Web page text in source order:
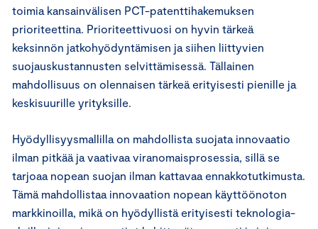
toimia kansainvälisen PCT-patenttihakemuksen
prioriteettina. Prioriteettivuosi on hyvin tärkeä
keksinnön jatkohyödyntämisen ja siihen liittyvien
suojauskustannusten selvittämisessä. Tällainen
mahdollisuus on olennaisen tärkeä erityisesti pienille ja
keskisuurille yrityksille.
Hyödyllisyysmallilla on mahdollista suojata innovaatio
ilman pitkää ja vaativaa viranomaisprosessia, sillä se
tarjoaa nopean suojan ilman kattavaa ennakkotutkimusta.
Tämä mahdollistaa innovaation nopean käyttöönoton
markkinoilla, mikä on hyödyllistä erityisesti teknologia-